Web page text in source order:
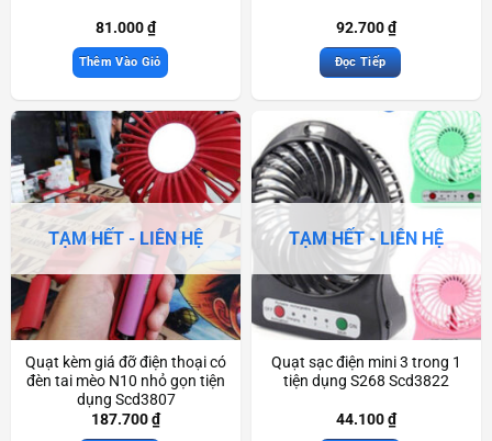
81.000₫
Thêm Vào Giỏ
92.700₫
Đọc Tiếp
TẠM HẾT - LIÊN HỆ
Quạt kèm giá đỡ điện thoại có
đèn tai mèo N10 nhỏ gọn tiện
dụng Scd3807
187.700₫
TẠM HẾT - LIÊN HỆ
Quạt sạc điện mini 3 trong 1
tiện dụng S268 Scd3822
44.100₫